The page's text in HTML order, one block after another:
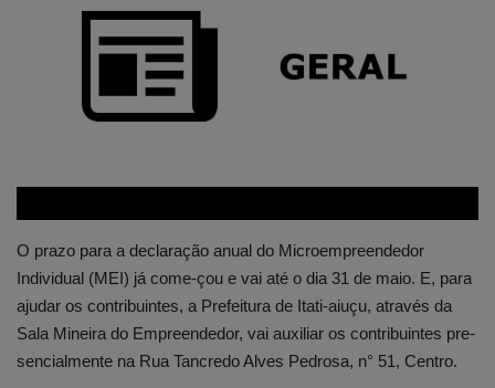
Edições em PDF
O prazo para a declaração anual do Microempreendedor
Individual (MEI) já come-çou e vai até o dia 31 de maio. E, para
ajudar os contribuintes, a Prefeitura de Itati-aiuçu, através da
Sala Mineira do Empreendedor, vai auxiliar os contribuintes pre-
sencialmente na Rua Tancredo Alves Pedrosa, n° 51, Centro.